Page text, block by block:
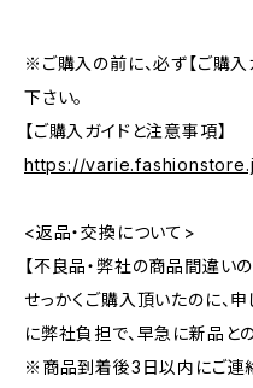
※ご購入の前に、必ず【ご購
下さい。
【ご購入ガイドと注意事項】
https://
<返品・交換について>
【不良品・弊社の商品間違いの
せっかくご購入頂いたのに、
に弊社負担で、早急に新品と
※商品到着後3日以内にご連